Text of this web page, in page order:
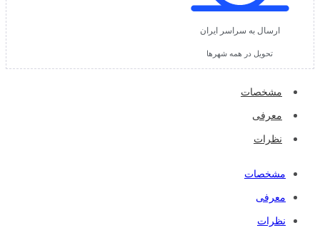
ارسال به سراسر ایران
تحویل در همه شهرها
مشخصات
معرفی
نظرات
مشخصات
معرفی
نظرات